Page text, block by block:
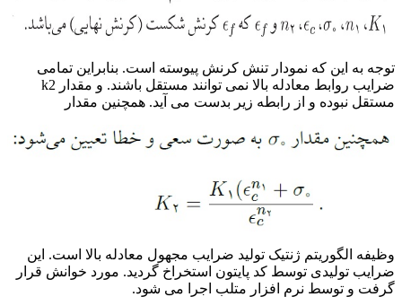
توجه به این که نمودار تنش کرنش پیوسته است. بنابراین تمامی
ضرایب روابط معادله بالا نمی توانند مستقل باشند. و مقدار k2
مستقل نبوده و از رابطه زیر بدست می آید. همچنین مقدار
وظیفه الگوریتم ژنتیک تولید ضرایب مجهول معادله بالا است. این
ضرایب تولیدی توسط کد پایتون استخراخ گردید. مورد خوانش قرار
گرفت و توسط نرم افزار متلب اجرا می شود.